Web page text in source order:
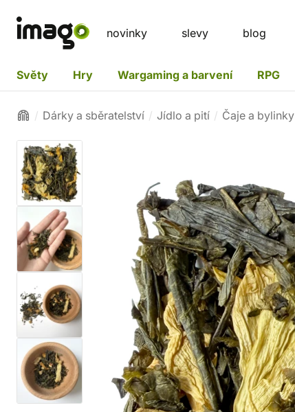
novinky slevy blog
Světy Hry Wargaming a barvení RPG
Dárky a sběratelství Jídlo a pití Čaje a bylinky